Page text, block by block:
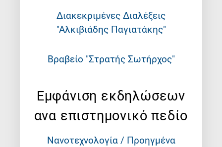
Διακεκριμένες Διαλέξεις
"Αλκιβιάδης Παγιατάκης"
Βραβείο "Στρατής Σωτήρχος"
Εμφάνιση εκδηλώσεων
ανα επιστημονικό πεδίο
Νανοτεχνολογία / Προηγμένα